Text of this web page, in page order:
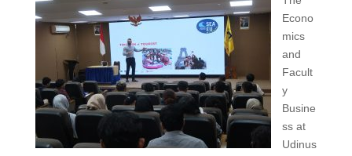
Econo
mics
and
Facult
y
Busine
ss at
Udinus